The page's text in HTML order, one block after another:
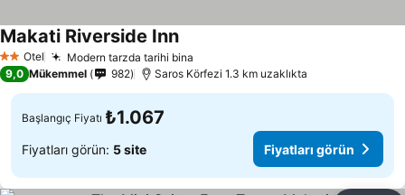
2 Yıldız
Otel Modern tarzda tarihi bina
Makati Riverside Inn
9,0 Mükemmel 982 Saros Körfezi 1.3 km uzaklıkta
Başlangıç Fiyatı ₺1.067
Fiyatları görün: 5 site Fiyatları görün